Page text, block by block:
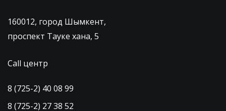
160012, город Шымкент,
проспект Тауке хана, 5
Call центр
8 (725-2) 40 08 99
8 (725-2) 27 38 52